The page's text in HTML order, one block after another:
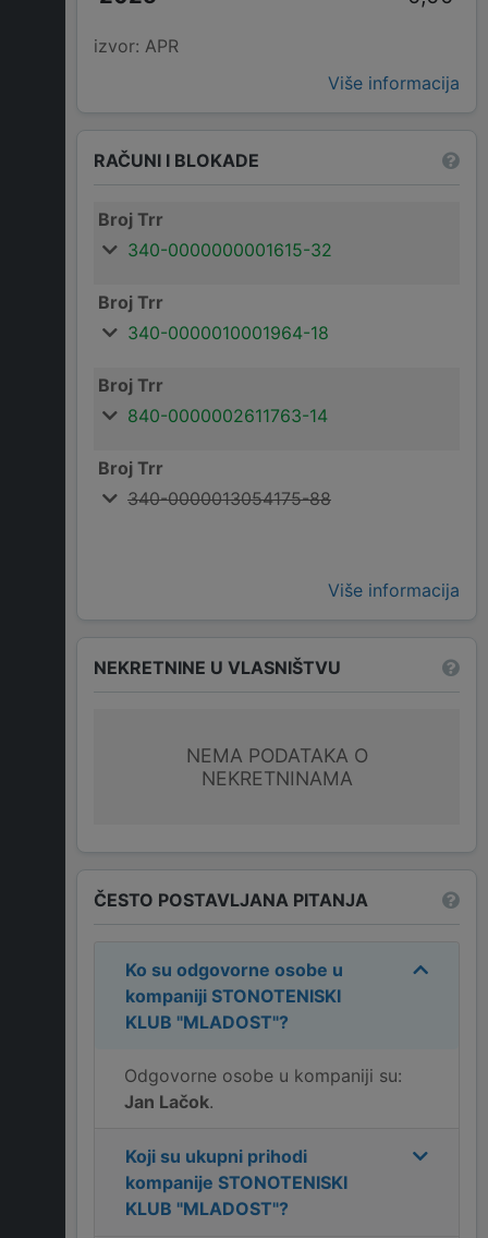
izvor: APR
Više informacija
RAČUNI I BLOKADE
Broj Trr
340-0000000001615-32
Broj Trr
340-0000010001964-18
Broj Trr
840-0000002611763-14
Broj Trr
340-0000013054175-88
Više informacija
NEKRETNINE U VLASNIŠTVU
NEMA PODATAKA O
NEKRETNINAMA
ČESTO POSTAVLJANA PITANJA
Ko su odgovorne osobe u
kompaniji STONOTENISKI
KLUB "MLADOST"?
Odgovorne osobe u kompaniji su:
Jan Lačok.
Koji su ukupni prihodi
kompanije STONOTENISKI
KLUB "MLADOST"?